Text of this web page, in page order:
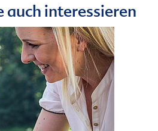
auch interessieren